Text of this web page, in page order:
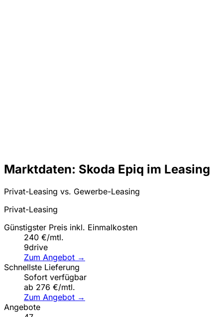
Marktdaten: Skoda Epiq im Leasing
Privat-Leasing vs. Gewerbe-Leasing
Privat-Leasing
Günstigster Preis inkl. Einmalkosten
240 €/mtl.
9drive
Zum Angebot →
Schnellste Lieferung
Sofort verfügbar
ab 276 €/mtl.
Zum Angebot →
Angebote